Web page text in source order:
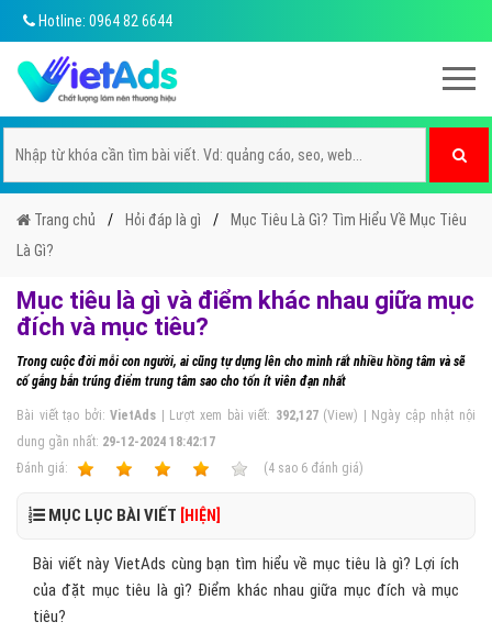
Hotline: 0964 82 6644
Trang chủ Hỏi đáp là gì
Mục Tiêu Là Gì? Tìm Hiểu Về Mục Tiêu
Là Gì?
Mục tiêu là gì và điểm khác nhau giữa mục
đích và mục tiêu?
Trong cuộc đời mỗi con người, ai cũng tự dựng lên cho mình rất nhiều hồng tâm và sẽ
cố gắng bắn trúng điểm trung tâm sao cho tốn ít viên đạn nhất
Bài viết tạo bởi:VietAds | Lượt xem bài viết: 392,127(View) | Ngày cập nhật nội
dung gần nhất: 29-12-2024 18:42:17
Ðánh giá:
(4 sao 6 đánh giá)
MỤC LỤC BÀI VIẾT [HIỆN]
Bài viết này VietAds cùng bạn tìm hiểu về mục tiêu là gì? Lợi ích
của đặt mục tiêu là gì? Điểm khác nhau giữa mục đích và mục
tiêu?